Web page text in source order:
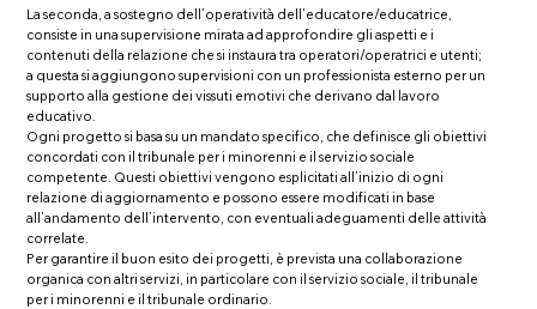
La seconda, a sostegno dell’operatività dell’educatore/educatrice,
consiste in una supervisione mirata ad approfondire gli aspetti e i
contenuti della relazione che si instaura tra operatori/operatrici e utenti;
a questa si aggiungono supervisioni con un professionista esterno per un
supporto alla gestione dei vissuti emotivi che derivano dal lavoro
educativo.
Ogni progetto si basa su un mandato specifico, che definisce gli obiettivi
concordati con il tribunale per i minorenni e il servizio sociale
competente. Questi obiettivi vengono esplicitati all’inizio di ogni
relazione di aggiornamento e possono essere modificati in base
all’andamento dell’intervento, con eventuali adeguamenti delle attività
correlate.
Per garantire il buon esito dei progetti, è prevista una collaborazione
organica con altri servizi, in particolare con il servizio sociale, il tribunale
per i minorenni e il tribunale ordinario.